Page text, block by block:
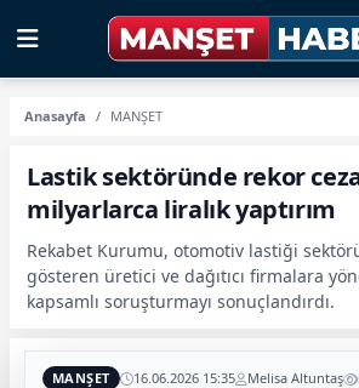
Anasayfa MANŞET
Lastik sektöründe rekor
milyarlarca liralık yaptırım
Rekabet Kurumu, otomotiv lastiği
gösteren üretici ve dağıtıcı firmalara
kapsamlı soruşturmayı sonuçlandırdı.
MANŞET 16.06.2026 15:35 Melisa Altuntaş